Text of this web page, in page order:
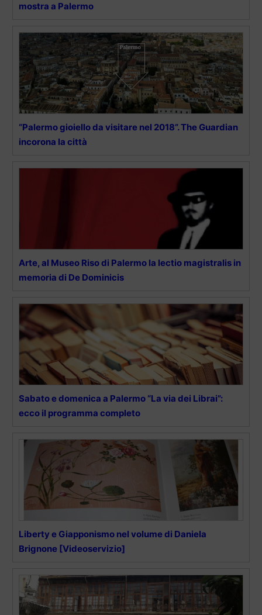
mostra a Palermo
“Palermo gioiello da visitare nel 2018”. The Guardian
incorona la città
Arte, al Museo Riso di Palermo la lectio magistralis in
memoria di De Dominicis
Sabato e domenica a Palermo “La via dei Librai”:
ecco il programma completo
Liberty e Giapponismo nel volume di Daniela
Brignone [Videoservizio]